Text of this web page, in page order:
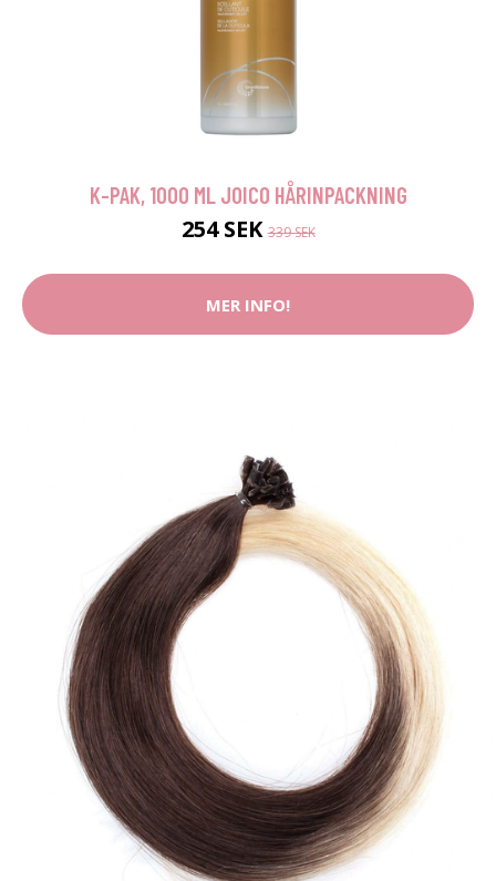
K-PAK, 1000 ML JOICO HÅRINPACKNING
254 SEK339 SEK
MER INFO!